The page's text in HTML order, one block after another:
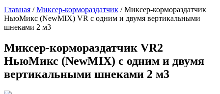
Главная /Миксер-кормораздатчик /Миксер-кормораздатчик
НьюМикс (NewMIX) VR с одним и двумя вертикальными
шнеками 2 м3
Миксер-кормораздатчик VR2
НьюМикс (NewMIX) с одним и двумя
вертикальными шнеками 2 м3